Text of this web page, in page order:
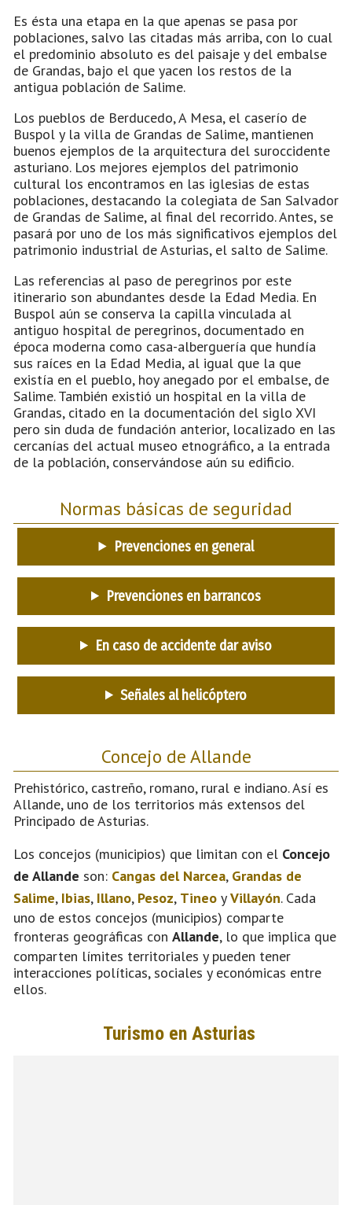
Es ésta una etapa en la que apenas se pasa por
poblaciones, salvo las citadas más arriba, con lo cual
el predominio absoluto es del paisaje y del embalse
de Grandas, bajo el que yacen los restos de la
antigua población de Salime.
Los pueblos de Berducedo, A Mesa, el caserío de
Buspol y la villa de Grandas de Salime, mantienen
buenos ejemplos de la arquitectura del suroccidente
asturiano. Los mejores ejemplos del patrimonio
cultural los encontramos en las iglesias de estas
poblaciones, destacando la colegiata de San Salvador
de Grandas de Salime, al final del recorrido. Antes, se
pasará por uno de los más significativos ejemplos del
patrimonio industrial de Asturias, el salto de Salime.
Las referencias al paso de peregrinos por este
itinerario son abundantes desde la Edad Media. En
Buspol aún se conserva la capilla vinculada al
antiguo hospital de peregrinos, documentado en
época moderna como casa-alberguería que hundía
sus raíces en la Edad Media, al igual que la que
existía en el pueblo, hoy anegado por el embalse, de
Salime. También existió un hospital en la villa de
Grandas, citado en la documentación del siglo XVI
pero sin duda de fundación anterior, localizado en las
cercanías del actual museo etnográfico, a la entrada
de la población, conservándose aún su edificio.
Normas básicas de seguridad
Prevenciones en general
Prevenciones en barrancos
En caso de accidente dar aviso
Señales al helicóptero
Concejo de Allande
Prehistórico, castreño, romano, rural e indiano. Así es
Allande, uno de los territorios más extensos del
Principado de Asturias.
Los concejos (municipios) que limitan con el Concejo
de Allande son: Cangas del Narcea, Grandas de
Salime, Ibias, Illano, Pesoz, Tineo yVillayón. Cada
uno de estos concejos (municipios) comparte
fronteras geográficas con Allande, lo que implica que
comparten límites territoriales y pueden tener
interacciones políticas, sociales y económicas entre
ellos.